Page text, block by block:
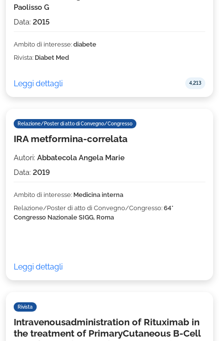
4,213
Paolisso G
Data: 2015
Ambito di interesse: diabete
Rivista: Diabet Med
Leggi dettagli
Relazione/Poster di atto di Convegno/Congresso
IRA metformina-correlata
Autori: Abbatecola Angela Marie
Data: 2019
Ambito di interesse: Medicina interna
Relazione/Poster di atto di Convegno/Congresso: 64°
Congresso Nazionale SIGG, Roma
Leggi dettagli
Rivista
Intravenousadministration of Rituximab in
the treatment of PrimaryCutaneous B-Cell